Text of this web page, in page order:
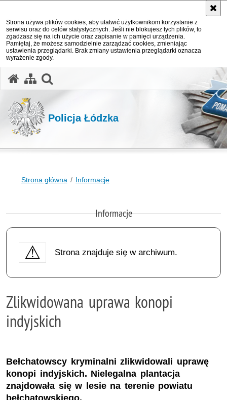
Strona używa plików cookies, aby ułatwić użytkownikom korzystanie z
serwisu oraz do celów statystycznych. Jeśli nie blokujesz tych plików, to
zgadzasz się na ich użycie oraz zapisanie w pamięci urządzenia.
Pamiętaj, że możesz samodzielnie zarządzać cookies, zmieniając
ustawienia przeglądarki. Brak zmiany ustawienia przeglądarki oznacza
wyrażenie zgody.
Policja Łódzka
Strona główna Informacje
Informacje
Strona znajduje się w archiwum.
Zlikwidowana uprawa konopi
indyjskich
Bełchatowscy kryminalni zlikwidowali uprawę
konopi indyjskich. Nielegalna plantacja
znajdowała się w lesie na terenie powiatu